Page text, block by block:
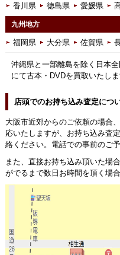
香川県 徳島県 愛媛県
九州地方
福岡県 大分県 佐賀県
沖縄県と一部離島を除く日本
にて古本・DVDを買取いたしま
店頭でのお持ち込み査定につ
大阪市近郊からのご依頼の場合
応いたしますが、お持ち込み査
絡ください。電話での事前のご
また、直接お持ち込み頂いた場
がでるまで数日お時間を頂く場合